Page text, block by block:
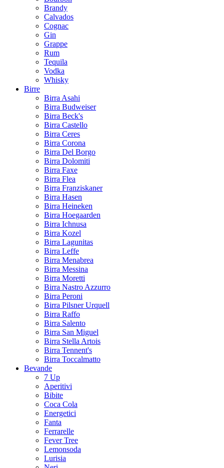
Brandy
Calvados
Cognac
Gin
Grappe
Rum
Tequila
Vodka
Whisky
Birre
Birra Asahi
Birra Budweiser
Birra Beck's
Birra Castello
Birra Ceres
Birra Corona
Birra Del Borgo
Birra Dolomiti
Birra Faxe
Birra Flea
Birra Franziskaner
Birra Hasen
Birra Heineken
Birra Hoegaarden
Birra Ichnusa
Birra Kozel
Birra Lagunitas
Birra Leffe
Birra Menabrea
Birra Messina
Birra Moretti
Birra Nastro Azzurro
Birra Peroni
Birra Pilsner Urquell
Birra Raffo
Birra Salento
Birra San Miguel
Birra Stella Artois
Birra Tennent's
Birra Toccalmatto
Bevande
7 Up
Aperitivi
Bibite
Coca Cola
Energetici
Fanta
Ferrarelle
Fever Tree
Lemonsoda
Lurisia